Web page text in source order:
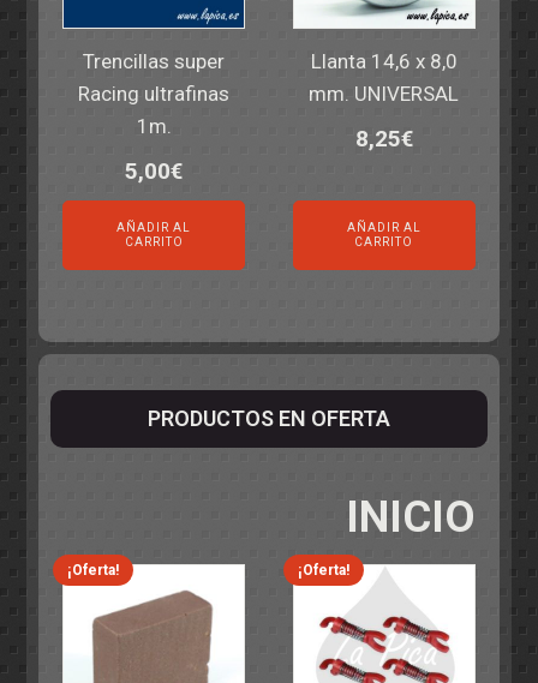
Trencillas super
Racing ultrafinas
1m.
5,00€
AÑADIR AL
CARRITO
Llanta 14,6 x 8,0
mm. UNIVERSAL
8,25€
AÑADIR AL
CARRITO
PRODUCTOS EN OFERTA
INICIO
¡Oferta! ¡Oferta!